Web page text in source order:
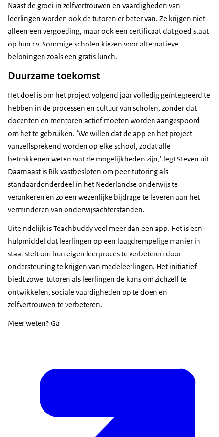
Naast de groei in zelfvertrouwen en vaardigheden van
leerlingen worden ook de tutoren er beter van. Ze krijgen niet
alleen een vergoeding, maar ook een certificaat dat goed staat
op hun cv. Sommige scholen kiezen voor alternatieve
beloningen zoals een gratis lunch.
Duurzame toekomst
Het doel is om het project volgend jaar volledig geïntegreerd te
hebben in de processen en cultuur van scholen, zonder dat
docenten en mentoren actief moeten worden aangespoord
om het te gebruiken. ‘We willen dat de app en het project
vanzelfsprekend worden op elke school, zodat alle
betrokkenen weten wat de mogelijkheden zijn,’ legt Steven uit.
Daarnaast is Rik vastbesloten om peer-tutoring als
standaardonderdeel in het Nederlandse onderwijs te
verankeren en zo een wezenlijke bijdrage te leveren aan het
verminderen van onderwijsachterstanden.
Uiteindelijk is Teachbuddy veel meer dan een app. Het is een
hulpmiddel dat leerlingen op een laagdrempelige manier in
staat stelt om hun eigen leerproces te verbeteren door
ondersteuning te krijgen van medeleerlingen. Het initiatief
biedt zowel tutoren als leerlingen de kans om zichzelf te
ontwikkelen, sociale vaardigheden op te doen en
zelfvertrouwen te verbeteren.
Meer weten? Ga